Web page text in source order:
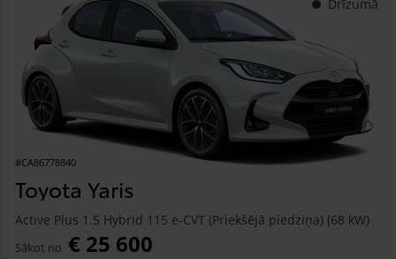
Drīzumā
#CA86778840
Toyota Yaris
Active Plus 1.5 Hybrid 115 e-CVT (Priekšējā piedziņa) (68 kW)
Sākot no € 25 600